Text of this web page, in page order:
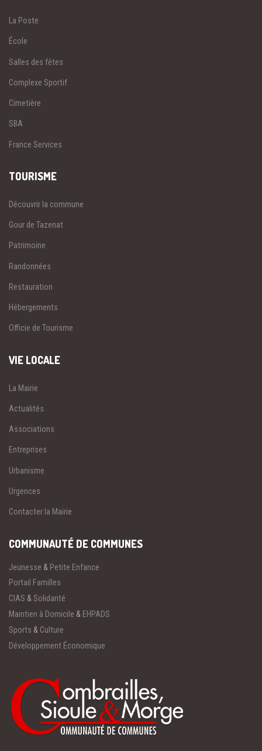
La Poste
École
Salles des fêtes
Complexe Sportif
Cimetière
SBA
France Services
TOURISME
Découvrir la commune
Gour de Tazenat
Patrimoine
Randonnées
Restauration
Hébergements
Officie de Tourisme
VIE LOCALE
La Mairie
Actualités
Associations
Entreprises
Urbanisme
Urgences
Contacter la Mairie
COMMUNAUTÉ DE COMMUNES
Jeunesse & Petite Enfance
Portail Familles
CIAS &Solidarité
Maintien à Domicile & EHPADS
Sports & Culture
Développement Économique